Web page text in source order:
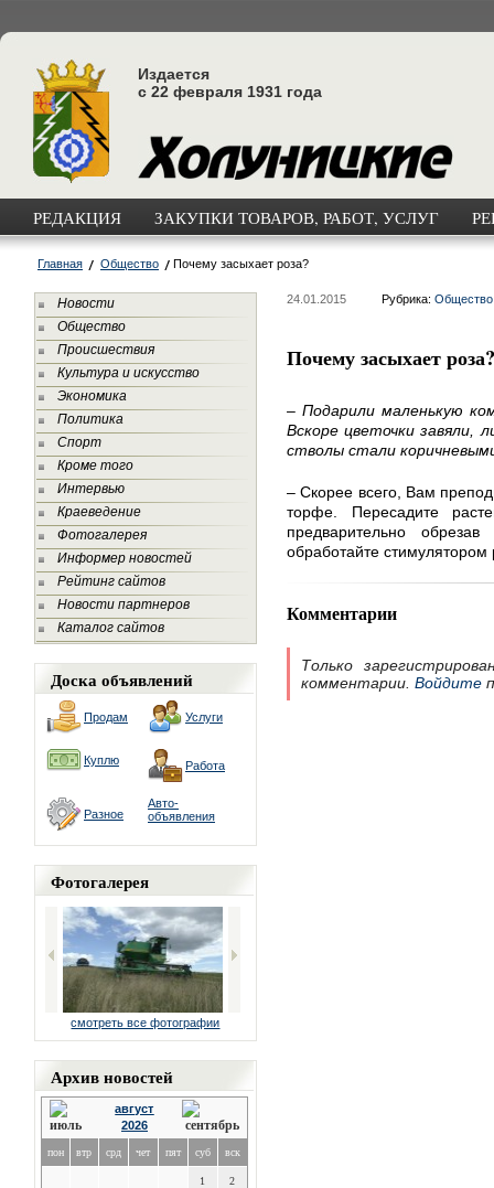
Издается
с 22 февраля 1931 года
РЕДАКЦИЯ ЗАКУПКИ ТОВАРОВ, РАБОТ, УСЛУГ
Главная Общество Почему засыхает роза?
Новости
Общество
Происшествия
Культура и искусство
Экономика
Политика
Спорт
Кроме того
Интервью
Краеведение
Фотогалерея
Информер новостей
Рейтинг сайтов
Новости партнеров
Каталог сайтов
Доска объявлений
Продам Услуги
Куплю Работа
Разное
Авто-
объявления
Фотогалерея
смотреть все фотографии
Архив новостей
август
2026
пон втр срд чет пят суб вск
1 2
24.01.2015 Рубрика: Общество
Почему засыхает роза?
– Подарили маленькую
Вскоре цветочки завяли,
стволы стали
– Скорее всего, Вам
торфе. Пересадите
предварительно
обработайте стимулятором
Комментарии
Только
комментарии. Войдите